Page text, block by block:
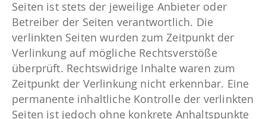
Seiten ist stets der jeweilige Anbieter oder
Betreiber der Seiten verantwortlich. Die
verlinkten Seiten wurden zum Zeitpunkt der
Verlinkung auf mögliche Rechtsverstöße
überprüft. Rechtswidrige Inhalte waren zum
Zeitpunkt der Verlinkung nicht erkennbar. Eine
permanente inhaltliche Kontrolle der verlinkten
Seiten ist jedoch ohne konkrete Anhaltspunkte